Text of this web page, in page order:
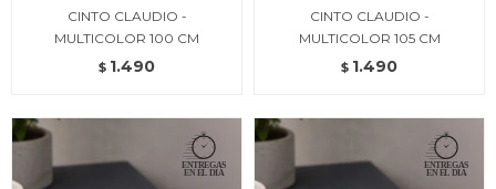
CINTO CLAUDIO -
MULTICOLOR 100 CM
$ 1.490
CINTO CLAUDIO -
MULTICOLOR 105 CM
$ 1.490